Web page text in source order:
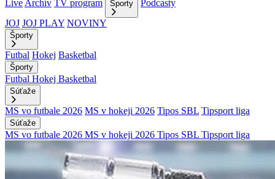
Live Archív TV program Športy
Podcasty
JOJ JOJ PLAY NOVINY
Športy
Futbal Hokej Basketbal
Športy
Futbal Hokej Basketbal
Súťaže
MS vo futbale 2026 MS v hokeji 2026 Tipos SBL Tipsport liga
Súťaže
MS vo futbale 2026 MS v hokeji 2026 Tipos SBL Tipsport liga